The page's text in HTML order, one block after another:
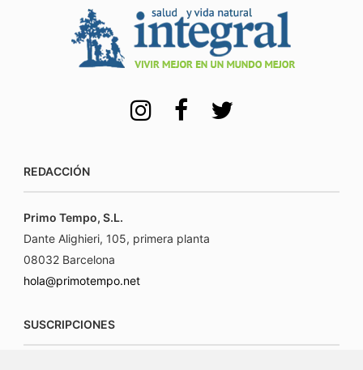
REDACCIÓN
Primo Tempo, S.L.
Dante Alighieri, 105, primera planta
08032 Barcelona
hola@primotempo.net
SUSCRIPCIONES